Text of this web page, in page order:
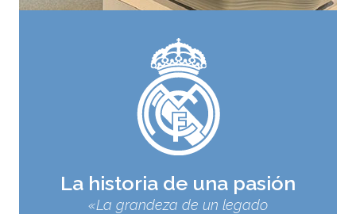
La historia de una pasión
«La grandeza de un legado